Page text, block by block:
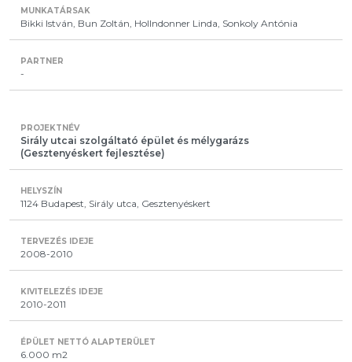
Bikki István, Bun Zoltán, Hollndonner Linda, Sonkoly Antónia
-
Sirály utcai szolgáltató épület és mélygarázs
(Gesztenyéskert fejlesztése)
1124 Budapest, Sirály utca, Gesztenyéskert
2008-2010
2010-2011
6.000 m2